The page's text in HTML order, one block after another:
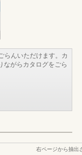
らんいただけます。カ
ながらカタログをごら
右ページから抽出